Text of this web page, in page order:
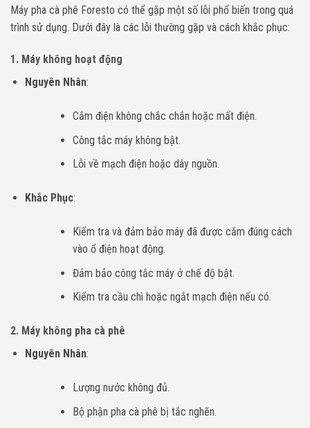
Máy pha cà phê Foresto có thể gặp một số lỗi phổ biến trong quá
trình sử dụng. Dưới đây là các lỗi thường gặp và cách khắc phục:
1. Máy không hoạt động
Nguyên Nhân:
Cắm điện không chắc chắn hoặc mất điện.
Công tắc máy không bật.
Lỗi về mạch điện hoặc dây nguồn.
Khắc Phục:
Kiểm tra và đảm bảo máy đã được cắm đúng cách
vào ổ điện hoạt động.
Đảm bảo công tắc máy ở chế độ bật.
Kiểm tra cầu chì hoặc ngắt mạch điện nếu có.
2. Máy không pha cà phê
Nguyên Nhân:
Lượng nước không đủ.
Bộ phận pha cà phê bị tắc nghẽn.